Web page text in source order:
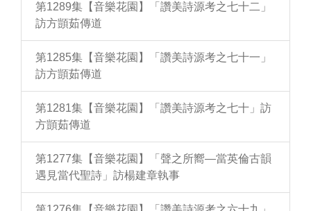
第1289集【音樂花園】「讚美詩源考之七十二」
訪方顗茹傳道
第1285集【音樂花園】「讚美詩源考之七十一」
訪方顗茹傳道
第1281集【音樂花園】「讚美詩源考之七十」訪
方顗茹傳道
第1277集【音樂花園】「聲之所嚮—當英倫古韻
遇見當代聖詩」訪楊建章執事